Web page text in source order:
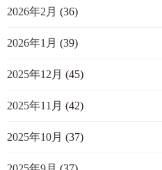
2026年2月 (36)
2026年1月 (39)
2025年12月 (45)
2025年11月 (42)
2025年10月 (37)